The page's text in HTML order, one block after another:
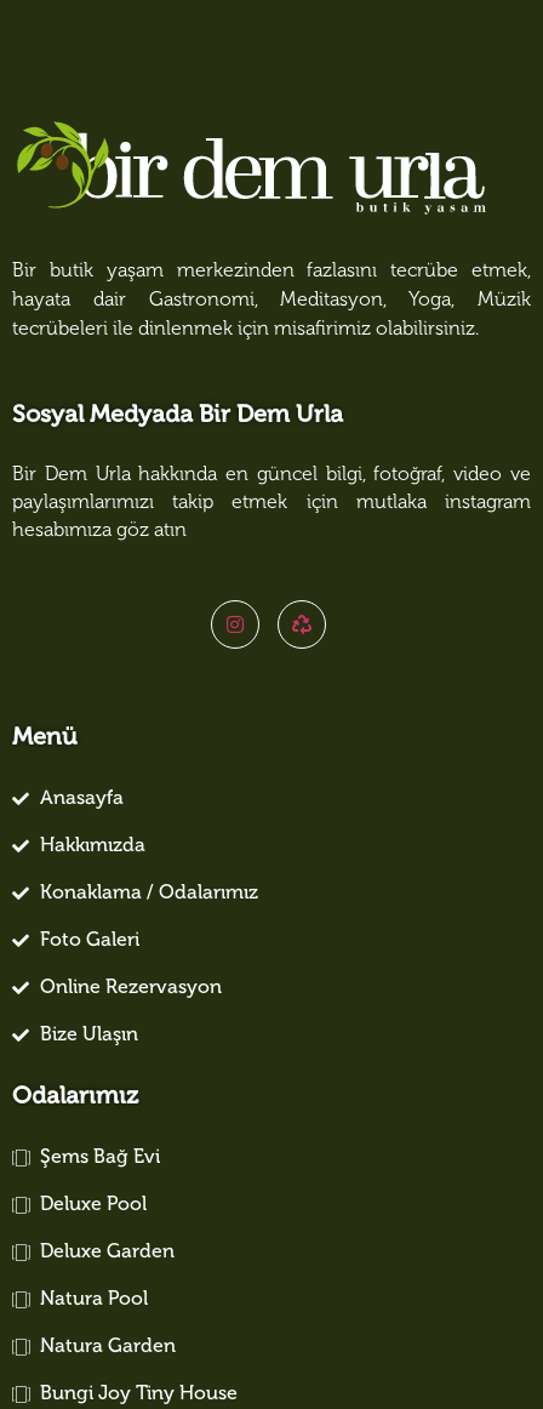
Bir butik yaşam merkezinden fazlasını tecrübe etmek,
hayata dair Gastronomi, Meditasyon, Yoga, Müzik
tecrübeleri ile dinlenmek için misafirimiz olabilirsiniz.
Sosyal Medyada Bir Dem Urla
Bir Dem Urla hakkında en güncel bilgi, fotoğraf, video ve
paylaşımlarımızı takip etmek için mutlaka instagram
hesabımıza göz atın
Menü
Anasayfa
Hakkımızda
Konaklama / Odalarımız
Foto Galeri
Online Rezervasyon
Bize Ulaşın
Odalarımız
Şems Bağ Evi
Deluxe Pool
Deluxe Garden
Natura Pool
Natura Garden
Bungi Joy Tiny House